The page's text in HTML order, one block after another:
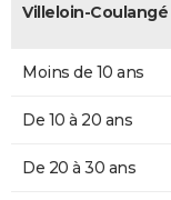
Villeloin-Coulangé
Moins de 10 ans
De 10 à 20 ans
De 20 à 30 ans